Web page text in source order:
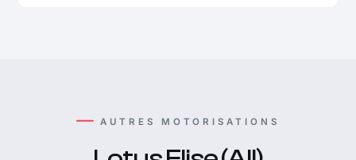
AUTRES MOTORISATIONS